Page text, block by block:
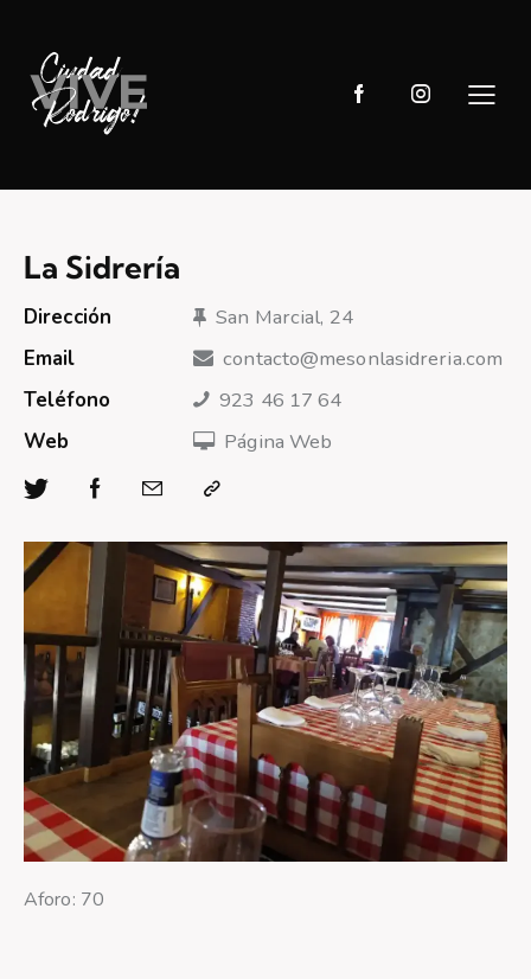
La Sidrería
Aforo: 70
Dirección
San Marcial, 24
Email
contacto@mesonlasidreria.com
Teléfono
923 46 17 64
Web
Página Web